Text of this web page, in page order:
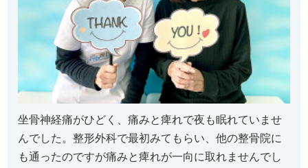
坐骨神経痛がひどく、痛みと痺れで夜も眠れていませ
んでした。整形外科で最初みてもらい、他の整骨院に
も通ったのですが痛みと痺れが一向に取れませんでし